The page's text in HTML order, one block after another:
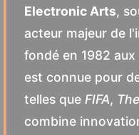
Electronic Arts,
acteur majeur de
fondé en 1982
est connue pour
telles que FIFA,
combine